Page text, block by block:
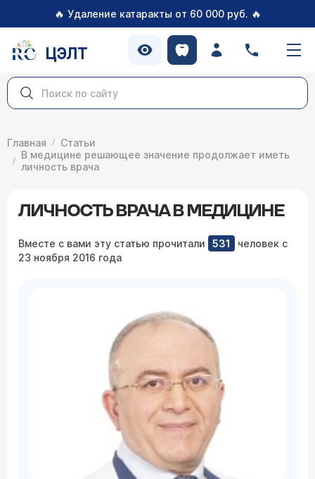
🔥 Удаление катаракты от 60 000 руб. 🔥
ЦЭЛТ
Главная
Статьи
В медицине решающее значение продолжает иметь
личность врача
ЛИЧНОСТЬ ВРАЧА В МЕДИЦИНЕ
Вместе с вами эту статью прочитали 531
человек с
23 ноября 2016 года